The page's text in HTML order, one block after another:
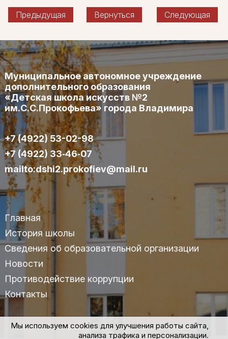
Мы используем cookies для улучшения работы сайта,
анализа трафика и персонализации.
Предыдущая Вернуться Следующая
Муниципальное автономное учреждение
дополнительного образования
«Детская школа искусств №2
им.С.С.Прокофьева» города Владимира
+7 (4922) 53-02-98
+7 (4922) 33‑46‑07
mailto:dshi2.prokofiev@mail.ru
Главная
История школы
Сведения об образовательной организации
Новости
Противодействие коррупции
Контакты
© 2025 МАУДО «ДШИ №2» им.С.С.Прокофьева г.Владимира